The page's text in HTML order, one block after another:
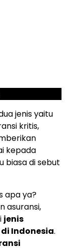
jenis yaitu
kritis,
kepada
biasa di sebut
apa ya?
asuransi,
jenis
Indonesia.